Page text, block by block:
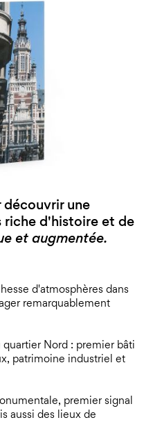
découvrir une
riche d'histoire et de
et augmentée.
d'atmosphères dans
remarquablement
Nord : premier bâti
patrimoine industriel et
premier signal
aussi des lieux de